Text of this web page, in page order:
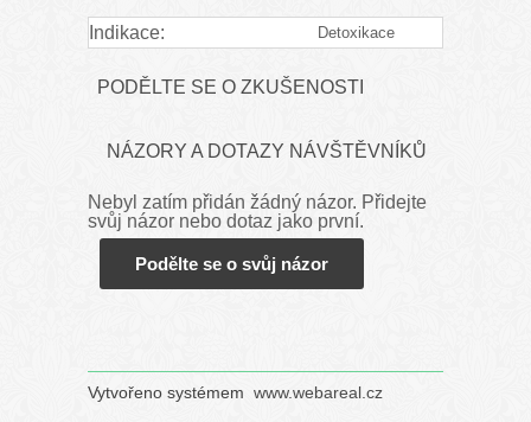
Indikace: Detoxikace
PODĚLTE SE O ZKUŠENOSTI
NÁZORY A DOTAZY NÁVŠTĚVNÍKŮ
Nebyl zatím přidán žádný názor. Přidejte
svůj názor nebo dotaz jako první.
Podělte se o svůj názor
Vytvořeno systémem www.webareal.cz